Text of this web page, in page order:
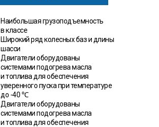
Наибольшая грузоподъемность
в классе
Широкий ряд колесных баз и длины
шасси
Двигатели оборудованы
системами подогрева масла
и топлива для обеспечения
уверенного пуска при температуре
до -40 ℃
Двигатели оборудованы
системами подогрева масла
и топлива для обеспечения